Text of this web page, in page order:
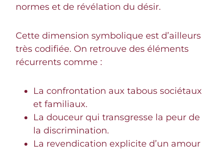
normes et de révélation du désir.
Cette dimension symbolique est d’ailleurs
très codifiée. On retrouve des éléments
récurrents comme :
La confrontation aux tabous sociétaux
et familiaux.
La douceur qui transgresse la peur de
la discrimination.
La revendication explicite d’un amour